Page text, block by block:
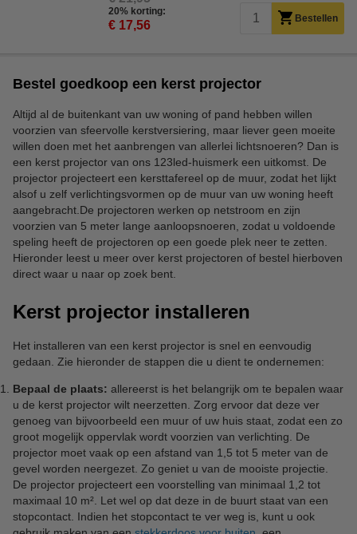
20% korting:
€ 17,56 Bestellen
Bestel goedkoop een kerst projector
Altijd al de buitenkant van uw woning of pand hebben willen
voorzien van sfeervolle kerstversiering, maar liever geen moeite
willen doen met het aanbrengen van allerlei lichtsnoeren? Dan is
een kerst projector van ons 123led-huismerk een uitkomst. De
projector projecteert een kersttafereel op de muur, zodat het lijkt
alsof u zelf verlichtingsvormen op de muur van uw woning heeft
aangebracht.De projectoren werken op netstroom en zijn
voorzien van 5 meter lange aanloopsnoeren, zodat u voldoende
speling heeft de projectoren op een goede plek neer te zetten.
Hieronder leest u meer over kerst projectoren of bestel hierboven
direct waar u naar op zoek bent.
Kerst projector installeren
Het installeren van een kerst projector is snel en eenvoudig
gedaan. Zie hieronder de stappen die u dient te ondernemen:
Bepaal de plaats: allereerst is het belangrijk om te bepalen waar
u de kerst projector wilt neerzetten. Zorg ervoor dat deze ver
genoeg van bijvoorbeeld een muur of uw huis staat, zodat een zo
groot mogelijk oppervlak wordt voorzien van verlichting. De
projector moet vaak op een afstand van 1,5 tot 5 meter van de
gevel worden neergezet. Zo geniet u van de mooiste projectie.
De projector projecteert een voorstelling van minimaal 1,2 tot
maximaal 10 m². Let wel op dat deze in de buurt staat van een
stopcontact. Indien het stopcontact te ver weg is, kunt u ook